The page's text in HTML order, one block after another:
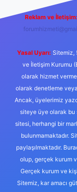
Reklam ve İletişim:
Yasal Uyarı: Sitemiz,
ve İletişim Kurumu
olarak hizmet
olarak denetleme
Ancak, üyelerimiz
siteye üye olarak bu
sitesi, herhangi bir
bulunmamaktadır.
paylaşılmaktadır.
olup, gerçek kurum
Gerçek kurum ve
Sitemiz, kar amacı